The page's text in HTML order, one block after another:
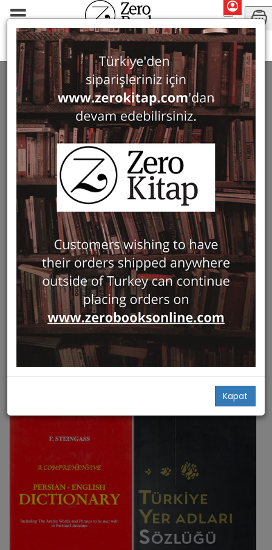
Kapat
Dictionaries & Encyclopaedias
DICTIONARIES & ENCYCLOPAEDIAS 160 ürün bulundu
Filter Show Only in Stock
Hızlı Bakış
Divanu Lugati't-Turk: Turk
Dilinin Ilk Sozlugu
Vakıfbank Kültür Yayınları
Kaşgarlı Mahmud
49,00
Hızlı Bakış
Hayeren Parkirk
Aras
Keğam Kerovpyan
36,00